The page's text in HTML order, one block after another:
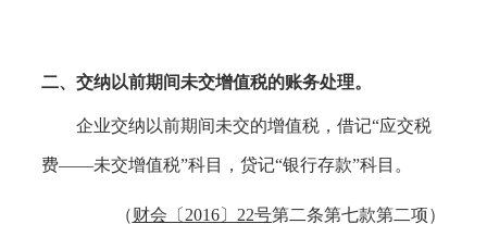
二、交纳以前期间未交增值税的账务处理。
企业交纳以前期间未交的增值税，借记“应交税
费——未交增值税”科目，贷记“银行存款”科目。
（财会〔 2016〕22号第二条第七款第二项）